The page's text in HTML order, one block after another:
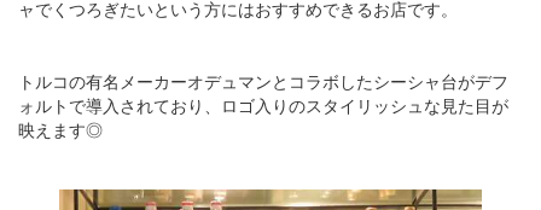
ャでくつろぎたいという方にはおすすめできるお店です。
トルコの有名メーカーオデュマンとコラボしたシーシャ台がデフ
ォルトで導入されており、ロゴ入りのスタイリッシュな見た目が
映えます◎